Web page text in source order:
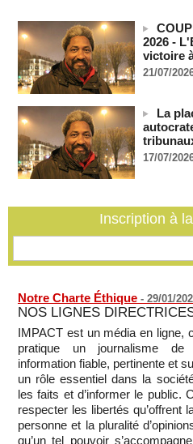
Polémique à l’Assemblée
"dépassée" par les critiques
07/08/2026 -
Depuis le « cessez-le-feu » à
ont tué 300 enfants palestiniens
07/08/2026 -
Guinée-Bissau - Première
après le sommet de la Cedeao
07/08/2026 -
mois après son départ du pouvoir
rupture diplomatique » entre les 2
2026 -
victoire
21/07/
La
17/07/
Inscription à
Notre Charte Éthique - 29/01/
NOS LIGNES
IMPACT est un média en ligne,
pratique un journalisme de
information fiable, pertinente et
un rôle essentiel dans la
les faits et d’informer le public.
respecter les libertés qu’offrent
personne et la pluralité
qu’un tel pouvoir